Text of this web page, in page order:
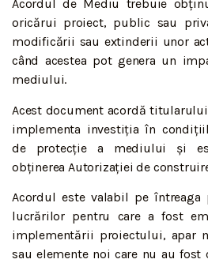
Acordul de Mediu trebuie
oricărui proiect, public sau
modificării sau extinderii unor
când acestea pot genera un
mediului.
Acest document acordă
implementa investiția în
de protecție a mediului și
obținerea Autorizației de
Acordul este valabil pe întreaga
lucrărilor pentru care a fost
implementării proiectului, apar
sau elemente noi care nu au fost